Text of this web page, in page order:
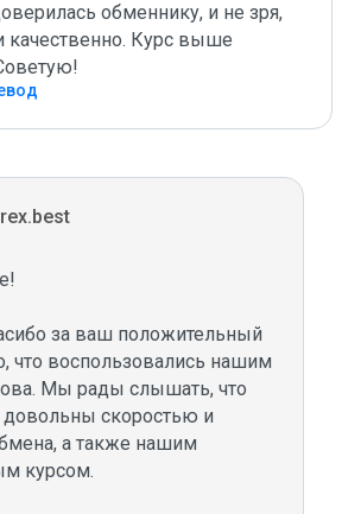
обменнику, и не зря,
качественно. Курс выше
за ваш положительный
что воспользовались нашим
Мы рады слышать, что
довольны скоростью и
а также нашим
курсом.